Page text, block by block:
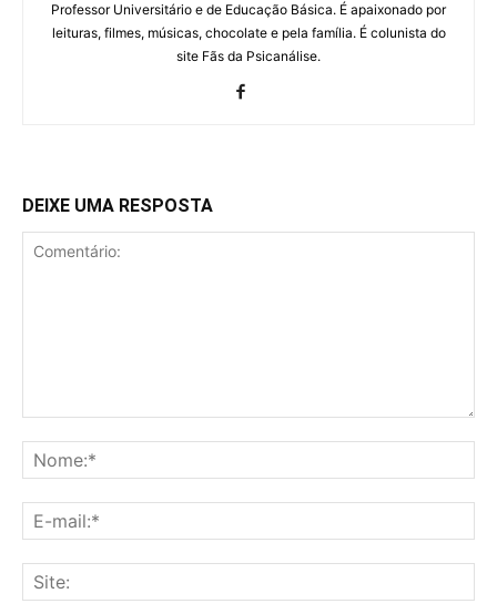
Professor Universitário e de Educação Básica. É apaixonado por
leituras, filmes, músicas, chocolate e pela família. É colunista do
site Fãs da Psicanálise.
DEIXE UMA RESPOSTA